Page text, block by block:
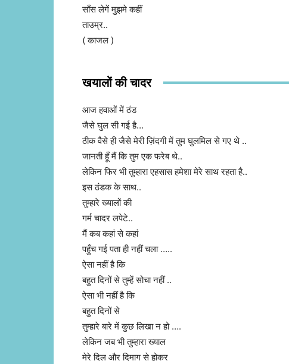
साँस लेगें मुझमे कहीं
ताउम्र..
( काजल )
खयालों की चादर
आज हवाओं में ठंड
जैसे घुल सी गई है…
ठीक वैसे ही जैसे मेरी ज़िंदगी में तुम घुलमिल से गए थे ..
जानती हूँ मैं कि तुम एक फरेब थे..
लेकिन फिर भी तुम्हारा एहसास हमेशा मेरे साथ रहता है..
इस ठंडक के साथ..
तुम्हारे ख्यालों की
गर्म चादर लपेटे..
मैं कब कहां से कहां
पहुँच गई पता ही नहीं चला …..
ऐसा नहीं है कि
बहुत दिनों से तुम्हें सोचा नहीं ..
ऐसा भी नहीं है कि
बहुत दिनों से
तुम्हारे बारे में कुछ लिखा न हो ….
लेकिन जब भी तुम्हारा ख्याल
मेरे दिल और दिमाग से होकर